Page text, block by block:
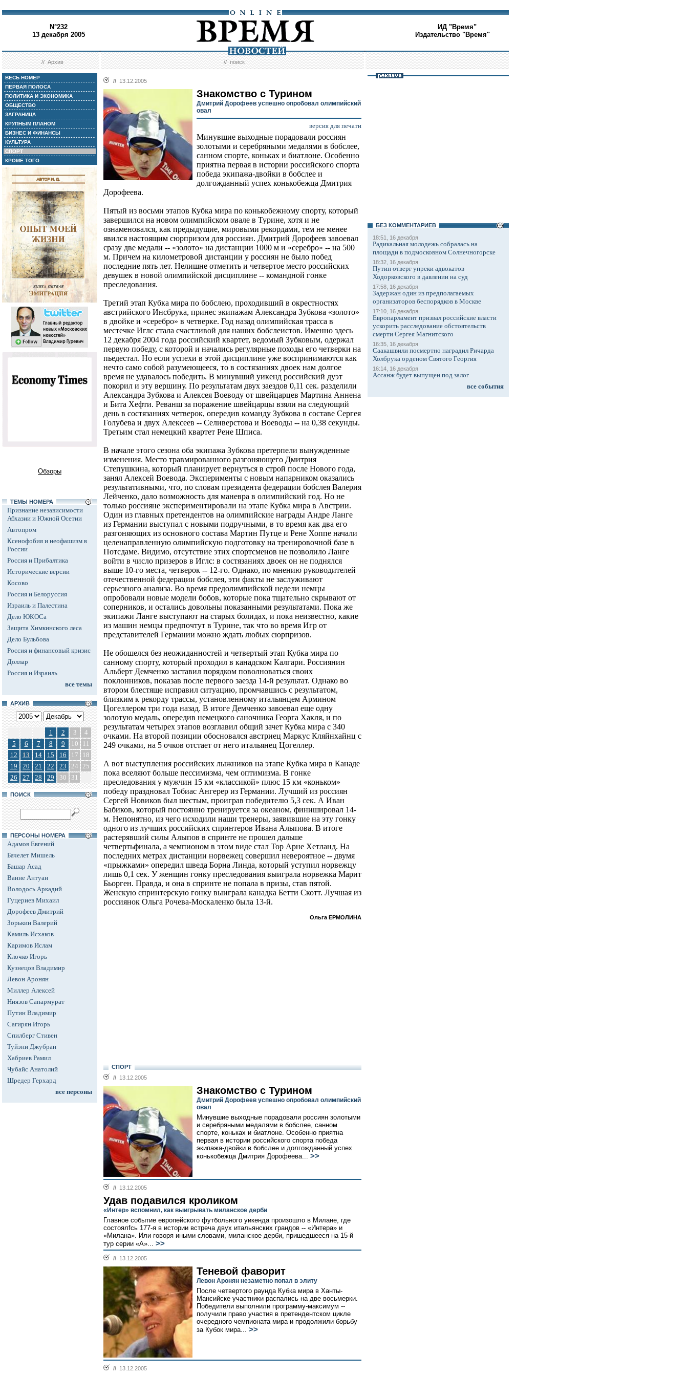
N°232
13 декабря 2005
ИД "Время"
Издательство "Время"
//Архив //поиск
ВЕСЬ НОМЕР
ПЕРВАЯ ПОЛОСА
ПОЛИТИКА И ЭКОНОМИКА
ОБЩЕСТВО
ЗАГРАНИЦА
КРУПНЫМ ПЛАНОМ
БИЗНЕС И ФИНАНСЫ
КУЛЬТУРА
СПОРТ
КРОМЕ ТОГО
Обзоры
ТЕМЫ НОМЕРА
Признание независимости
Абхазии и Южной Осетии
Автопром
Ксенофобия и неофашизм в
России
Россия и Прибалтика
Исторические версии
Косово
Россия и Белоруссия
Израиль и Палестина
Дело ЮКОСа
Защита Химкинского леса
Дело Бульбова
Россия и финансовый кризис
Доллар
Россия и Израиль
все темы
АРХИВ
1 2 3
4
5
6 7 8 9 10
11
12
13 14 15 16 17
18
19
20 21 22 23 24 25
26
27 28 29 30 31
ПОИСК
ПЕРСОНЫ НОМЕРА
Адамов Евгений
Бачелет Мишель
Башар Асад
Ванне Антуан
Володось Аркадий
Гуцериев Михаил
Дорофеев Дмитрий
Зорькин Валерий
Камиль Исхаков
Каримов Ислам
Клочко Игорь
Кузнецов Владимир
Левон Аронян
Миллер Алексей
Ниязов Сапармурат
Путин Владимир
Сагирян Игорь
Спилберг Стивен
Туйэни Джубран
Хабриев Рамил
Чубайс Анатолий
Шредер Герхард
все персоны
// 13.12.2005
Знакомство с Турином
Дмитрий Дорофеев успешно опробовал олимпийский
овал
версия для печати
Минувшие выходные порадовали россиян
золотыми и серебряными медалями в бобслее,
санном спорте, коньках и биатлоне. Особенно
приятна первая в истории российского спорта
победа экипажа-двойки в бобслее и
долгожданный успех конькобежца Дмитрия
Дорофеева.
Пятый из восьми этапов Кубка мира по конькобежному спорту, который
завершился на новом олимпийском овале в Турине, хотя и не
ознаменовался, как предыдущие, мировыми рекордами, тем не менее
явился настоящим сюрпризом для россиян. Дмитрий Дорофеев завоевал
сразу две медали -- «золото» на дистанции 1000 м и «серебро» -- на 500
м. Причем на километровой дистанции у россиян не было побед
последние пять лет. Нелишне отметить и четвертое место российских
девушек в новой олимпийской дисциплине -- командной гонке
преследования.
Третий этап Кубка мира по бобслею, проходивший в окрестностях
австрийского Инсбрука, принес экипажам Александра Зубкова «золото»
в двойке и «серебро» в четверке. Год назад олимпийская трасса в
местечке Иглс стала счастливой для наших бобслеистов. Именно здесь
12 декабря 2004 года российский квартет, ведомый Зубковым, одержал
первую победу, с которой и начались регулярные походы его четверки на
пьедестал. Но если успехи в этой дисциплине уже воспринимаются как
нечто само собой разумеющееся, то в состязаниях двоек нам долгое
время не удавалось победить. В минувший уикенд российский дуэт
покорил и эту вершину. По результатам двух заездов 0,11 сек. разделили
Александра Зубкова и Алексея Воеводу от швейцарцев Мартина Аннена
и Бита Хефти. Реванш за поражение швейцарцы взяли на следующий
день в состязаниях четверок, опередив команду Зубкова в составе Сергея
Голубева и двух Алексеев -- Селиверстова и Воеводы -- на 0,38 секунды.
Третьим стал немецкий квартет Рене Шписа.
В начале этого сезона оба экипажа Зубкова претерпели вынужденные
изменения. Место травмированного разгоняющего Дмитрия
Степушкина, который планирует вернуться в строй после Нового года,
занял Алексей Воевода. Эксперименты с новым напарником оказались
результативными, что, по словам президента федерации бобслея Валерия
Лейченко, дало возможность для маневра в олимпийский год. Но не
только россияне экспериментировали на этапе Кубка мира в Австрии.
Один из главных претендентов на олимпийские награды Андре Ланге
из Германии выступал с новыми подручными, в то время как два его
разгоняющих из основного состава Мартин Путце и Рене Хоппе начали
целенаправленную олимпийскую подготовку на тренировочной базе в
Потсдаме. Видимо, отсутствие этих спортсменов не позволило Ланге
войти в число призеров в Иглс: в состязаниях двоек он не поднялся
выше 10-го места, четверок -- 12-го. Однако, по мнению руководителей
отечественной федерации бобслея, эти факты не заслуживают
серьезного анализа. Во время предолимпийской недели немцы
опробовали новые модели бобов, которые пока тщательно скрывают от
соперников, и остались довольны показанными результатами. Пока же
экипажи Ланге выступают на старых болидах, и пока неизвестно, какие
из машин немцы предпочтут в Турине, так что во время Игр от
представителей Германии можно ждать любых сюрпризов.
Не обошелся без неожиданностей и четвертый этап Кубка мира по
санному спорту, который проходил в канадском Калгари. Россиянин
Альберт Демченко заставил порядком поволноваться своих
поклонников, показав после первого заезда 14-й результат. Однако во
втором блестяще исправил ситуацию, промчавшись с результатом,
близким к рекорду трассы, установленному итальянцем Армином
Цогеллером три года назад. В итоге Демченко завоевал еще одну
золотую медаль, опередив немецкого саночника Георга Хакля, и по
результатам четырех этапов возглавил общий зачет Кубка мира с 340
очками. На второй позиции обосновался австриец Маркус Кляйнхайнц с
249 очками, на 5 очков отстает от него итальянец Цогеллер.
А вот выступления российских лыжников на этапе Кубка мира в Канаде
пока вселяют больше пессимизма, чем оптимизма. В гонке
преследования у мужчин 15 км «классикой» плюс 15 км «коньком»
победу праздновал Тобиас Ангерер из Германии. Лучший из россиян
Сергей Новиков был шестым, проиграв победителю 5,3 сек. А Иван
Бабиков, который постоянно тренируется за океаном, финишировал 14-
м. Непонятно, из чего исходили наши тренеры, заявившие на эту гонку
одного из лучших российских спринтеров Ивана Алыпова. В итоге
растерявший силы Алыпов в спринте не прошел дальше
четвертьфинала, а чемпионом в этом виде стал Тор Арне Хетланд. На
последних метрах дистанции норвежец совершил невероятное -- двумя
«прыжками» опередил шведа Борна Линда, который уступил норвежцу
лишь 0,1 сек. У женщин гонку преследования выиграла норвежка Марит
Бьорген. Правда, и она в спринте не попала в призы, став пятой.
Женскую спринтерскую гонку выиграла канадка Бетти Скотт. Лучшая из
россиянок Ольга Рочева-Москаленко была 13-й.
Ольга ЕРМОЛИНА
СПОРТ
// 13.12.2005
Знакомство с Турином
Дмитрий Дорофеев успешно опробовал олимпийский
овал
Минувшие выходные порадовали россиян золотыми
и серебряными медалями в бобслее, санном
спорте, коньках и биатлоне. Особенно приятна
первая в истории российского спорта победа
экипажа-двойки в бобслее и долгожданный успех
конькобежца Дмитрия Дорофеева... >>
// 13.12.2005
Удав подавился кроликом
«Интер» вспомнил, как выигрывать миланское дерби
Главное событие европейского футбольного уикенда произошло в Милане, где
состоялfсь 177-я в истории встреча двух итальянских грандов -- «Интера» и
«Милана». Или говоря иными словами, миланское дерби, пришедшееся на 15-й
тур серии «А»... >>
// 13.12.2005
Теневой фаворит
Левон Аронян незаметно попал в элиту
После четвертого раунда Кубка мира в Ханты-
Мансийске участники распались на две восьмерки.
Победители выполнили программу-максимум --
получили право участия в претендентском цикле
очередного чемпионата мира и продолжили борьбу
за Кубок мира... >>
// 13.12.2005
БЕЗ КОМMЕНТАРИЕВ
18:51, 16 декабря
Радикальная молодежь собралась на
площади в подмосковном Солнечногорске
18:32, 16 декабря
Путин отверг упреки адвокатов
Ходорковского в давлении на суд
17:58, 16 декабря
Задержан один из предполагаемых
организаторов беспорядков в Москве
17:10, 16 декабря
Европарламент призвал российские власти
ускорить расследование обстоятельств
смерти Сергея Магнитского
16:35, 16 декабря
Саакашвили посмертно наградил Ричарда
Холбрука орденом Святого Георгия
16:14, 16 декабря
Ассанж будет выпущен под залог
все события